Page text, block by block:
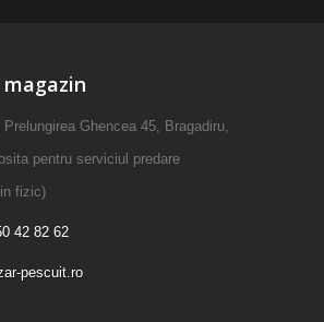
Ghencea 45, Bragadiru,
pentru serviciul predare
fizic)
42 82 62
pescuit.ro